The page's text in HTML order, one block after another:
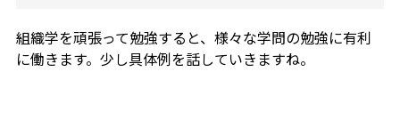
組織学を頑張って勉強すると、様々な学問の勉強に有利
に働きます。少し具体例を話していきますね。